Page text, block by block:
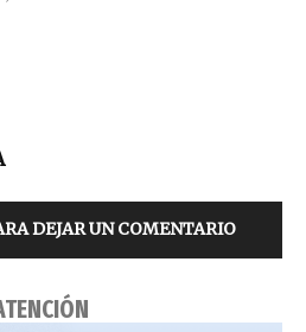
DEJAR UN COMENTARIO